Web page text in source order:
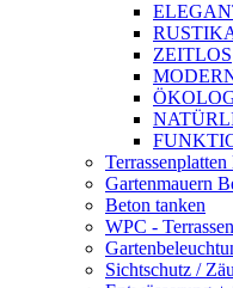
ZEITLOS
Terrassenplatten
Gartenmauern
Beton tanken
WPC -
Sichtschutz /